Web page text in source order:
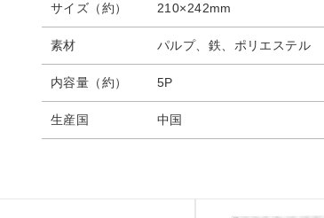
サイズ（約） 210×242mm
素材 パルプ、鉄、ポリエステル
内容量（約） 5P
生産国 中国